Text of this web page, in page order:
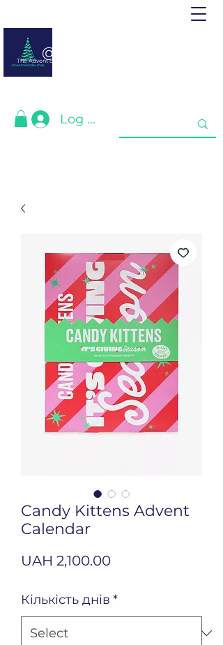
@ adventcalendar.shop
The Advent calendar is a calendar waiting for Christmas or New Year.
Log In
Candy Kittens Advent
Calendar
UAH 2,100.00Price
Кількість днів *